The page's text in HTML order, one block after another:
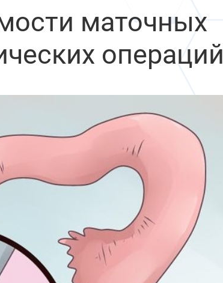
маточных
операций